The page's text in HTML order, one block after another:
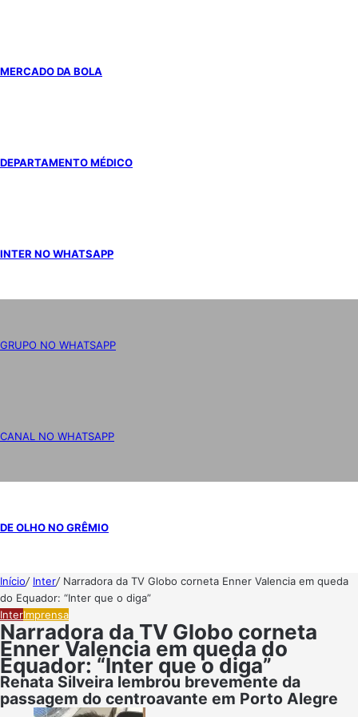
MERCADO DA BOLA
DEPARTAMENTO MÉDICO
INTER NO WHATSAPP
GRUPO NO WHATSAPP
CANAL NO WHATSAPP
DE OLHO NO GRÊMIO
Início/ Inter/ Narradora da TV Globo corneta Enner Valencia em queda
do Equador: “Inter que o diga”
InterImprensa
Narradora da TV Globo corneta
Enner Valencia em queda do
Equador: “Inter que o diga”
Renata Silveira lembrou brevemente da
passagem do centroavante em Porto Alegre